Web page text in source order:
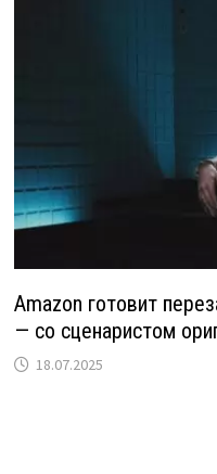
Amazon готовит
— со сценаристом
18.07.2025